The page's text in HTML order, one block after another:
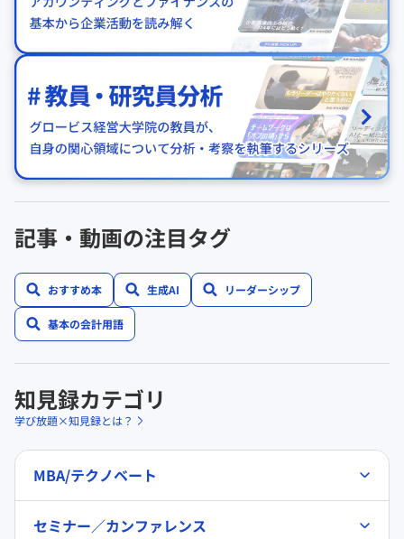
記事・動画の注目タグ
おすすめ本 生成AI リーダーシップ
基本の会計用語
知見録カテゴリ
学び放題×知見録とは？
MBA/テクノベート
セミナー／カンファレンス